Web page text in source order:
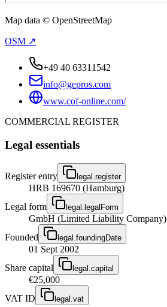
Map data © OpenStreetMap
OSM ↗
+49 40 63311542
info@gepros.com
www.cof-online.com/
COMMERCIAL REGISTER
Legal essentials
Register entry legal.register
HRB 169670 (Hamburg)
Legal form
legal.legalForm
GmbH (Limited Liability Company)
Founded
legal.foundingDate
01 Sept 2002
Share capital
legal.capital
€25,000
VAT ID
legal.vat